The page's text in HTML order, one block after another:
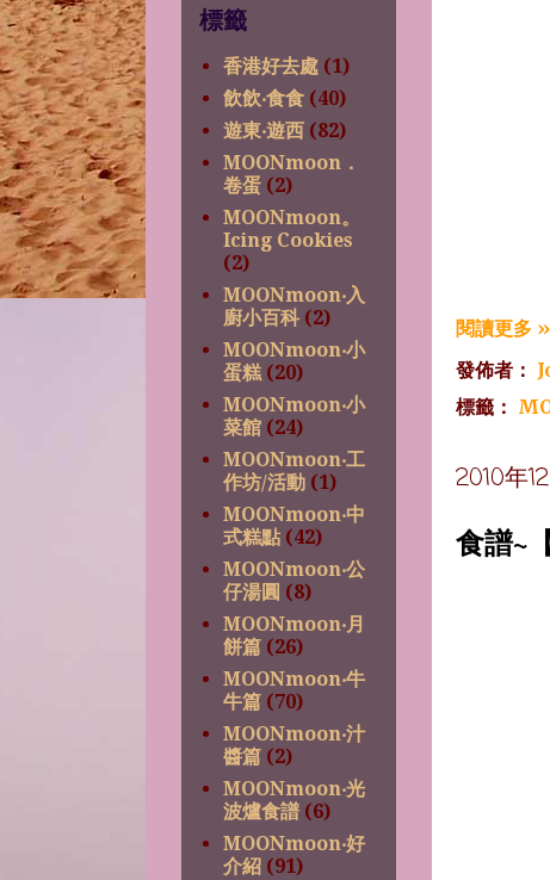
閱讀更多 »
發佈者：
標籤：
2010年
食譜~
標籤
香港好去處 (1)
飲飲‧食食 (40)
遊東‧遊西 (82)
MOONmoon．
卷蛋 (2)
MOONmoon。
Icing Cookies
(2)
MOONmoon‧入
廚小百科 (2)
MOONmoon‧小
蛋糕 (20)
MOONmoon‧小
菜館 (24)
MOONmoon‧工
作坊/活動 (1)
MOONmoon‧中
式糕點 (42)
MOONmoon‧公
仔湯圓 (8)
MOONmoon‧月
餅篇 (26)
MOONmoon‧牛
牛篇 (70)
MOONmoon‧汁
醬篇 (2)
MOONmoon‧光
波爐食譜 (6)
MOONmoon‧好
介紹 (91)